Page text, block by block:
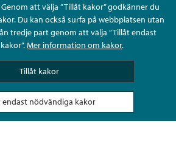
att välja ”Tillåt kakor” godkänner du
Du kan också surfa på webbplatsen utan
tredje part genom att välja ”Tillåt endast
Mer information om kakor.
Tillåt kakor
endast nödvändiga kakor
ditt ärende